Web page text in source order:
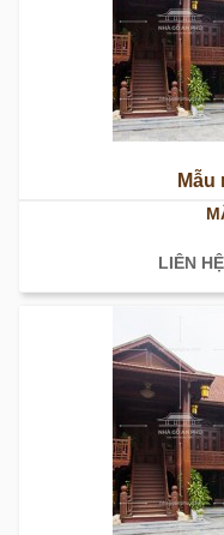
Mẫu
LIÊN